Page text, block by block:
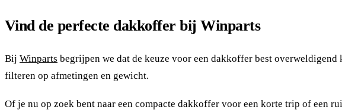
Vind de perfecte dakkoffer bij Winparts
Bij Winparts begrijpen we dat de keuze voor een dakkoffer best
filteren op afmetingen en gewicht.
Of je nu op zoek bent naar een compacte dakkoffer voor een korte trip of een